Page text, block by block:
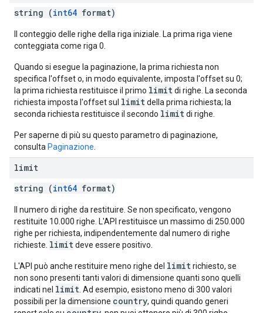
string (int64 format)
Il conteggio delle righe della riga iniziale. La prima riga viene
conteggiata come riga 0.
Quando si esegue la paginazione, la prima richiesta non
specifica l'offset o, in modo equivalente, imposta l'offset su 0;
la prima richiesta restituisce il primo limitdi righe. La seconda
richiesta imposta l'offset sul limitdella prima richiesta; la
seconda richiesta restituisce il secondo limitdi righe.
Per saperne di più su questo parametro di paginazione,
consulta Paginazione
limit
string (int64 format)
Il numero di righe da restituire. Se non specificato, vengono
restituite 10.000 righe. L'API restituisce un massimo di 250.000
righe per richiesta, indipendentemente dal numero di righe
richieste. limitdeve essere positivo.
L'API può anche restituire meno righe del limitrichiesto, se
non sono presenti tanti valori di dimensione quanti sono quelli
indicati nel limit . Ad esempio, esistono meno di 300 valori
possibili per la dimensione country, quindi quando generi